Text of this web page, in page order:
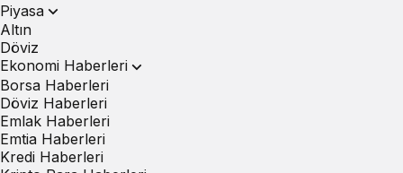
Piyasa
Altın
Döviz
Ekonomi Haberleri
Borsa Haberleri
Döviz Haberleri
Emlak Haberleri
Emtia Haberleri
Kredi Haberleri